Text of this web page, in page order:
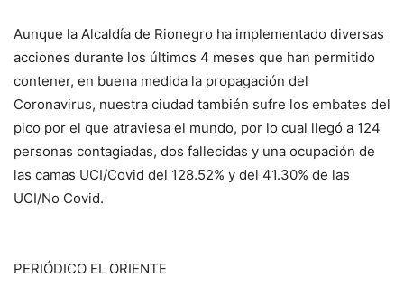
Aunque la Alcaldía de Rionegro ha implementado diversas
acciones durante los últimos 4 meses que han permitido
contener, en buena medida la propagación del
Coronavirus, nuestra ciudad también sufre los embates del
pico por el que atraviesa el mundo, por lo cual llegó a 124
personas contagiadas, dos fallecidas y una ocupación de
las camas UCI/Covid del 128.52% y del 41.30% de las
UCI/No Covid.
PERIÓDICO EL ORIENTE